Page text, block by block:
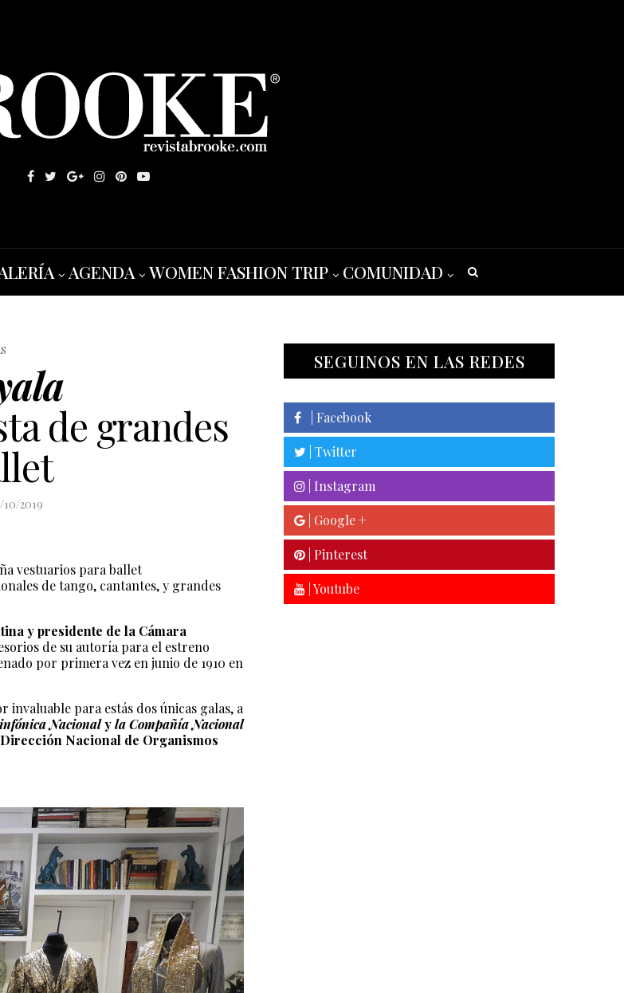
AGENDA WOMEN FASHION TRIP COMUNIDAD
de grandes
10/2019
vestuarios para ballet
de tango, cantantes, y grandes
y presidente de la Cámara
de su autoría para el estreno
por primera vez en junio de 1910 en
para estás dos únicas galas, a
Nacionalyla Compañía Nacional
Nacional de Organismos
SEGUINOS EN LAS REDES
| Facebook
| Twitter
| Instagram
| Google +
| Pinterest
| Youtube